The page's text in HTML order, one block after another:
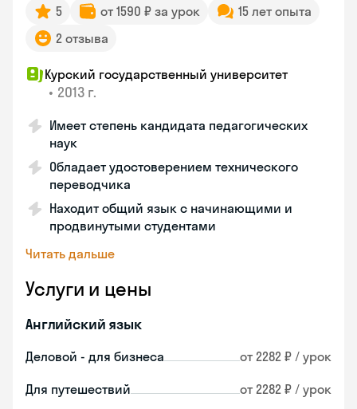
5 от 1590 ₽ за урок
15 лет опыта
2 отзыва
Курский государственный университет
• 2013 г.
Имеет степень кандидата педагогических
наук
Обладает удостоверением технического
переводчика
Находит общий язык с начинающими и
продвинутыми студентами
Читать дальше
Услуги и цены
Английский язык
Деловой - для бизнеса от 2282 ₽ / урок
Для путешествий от 2282 ₽ / урок